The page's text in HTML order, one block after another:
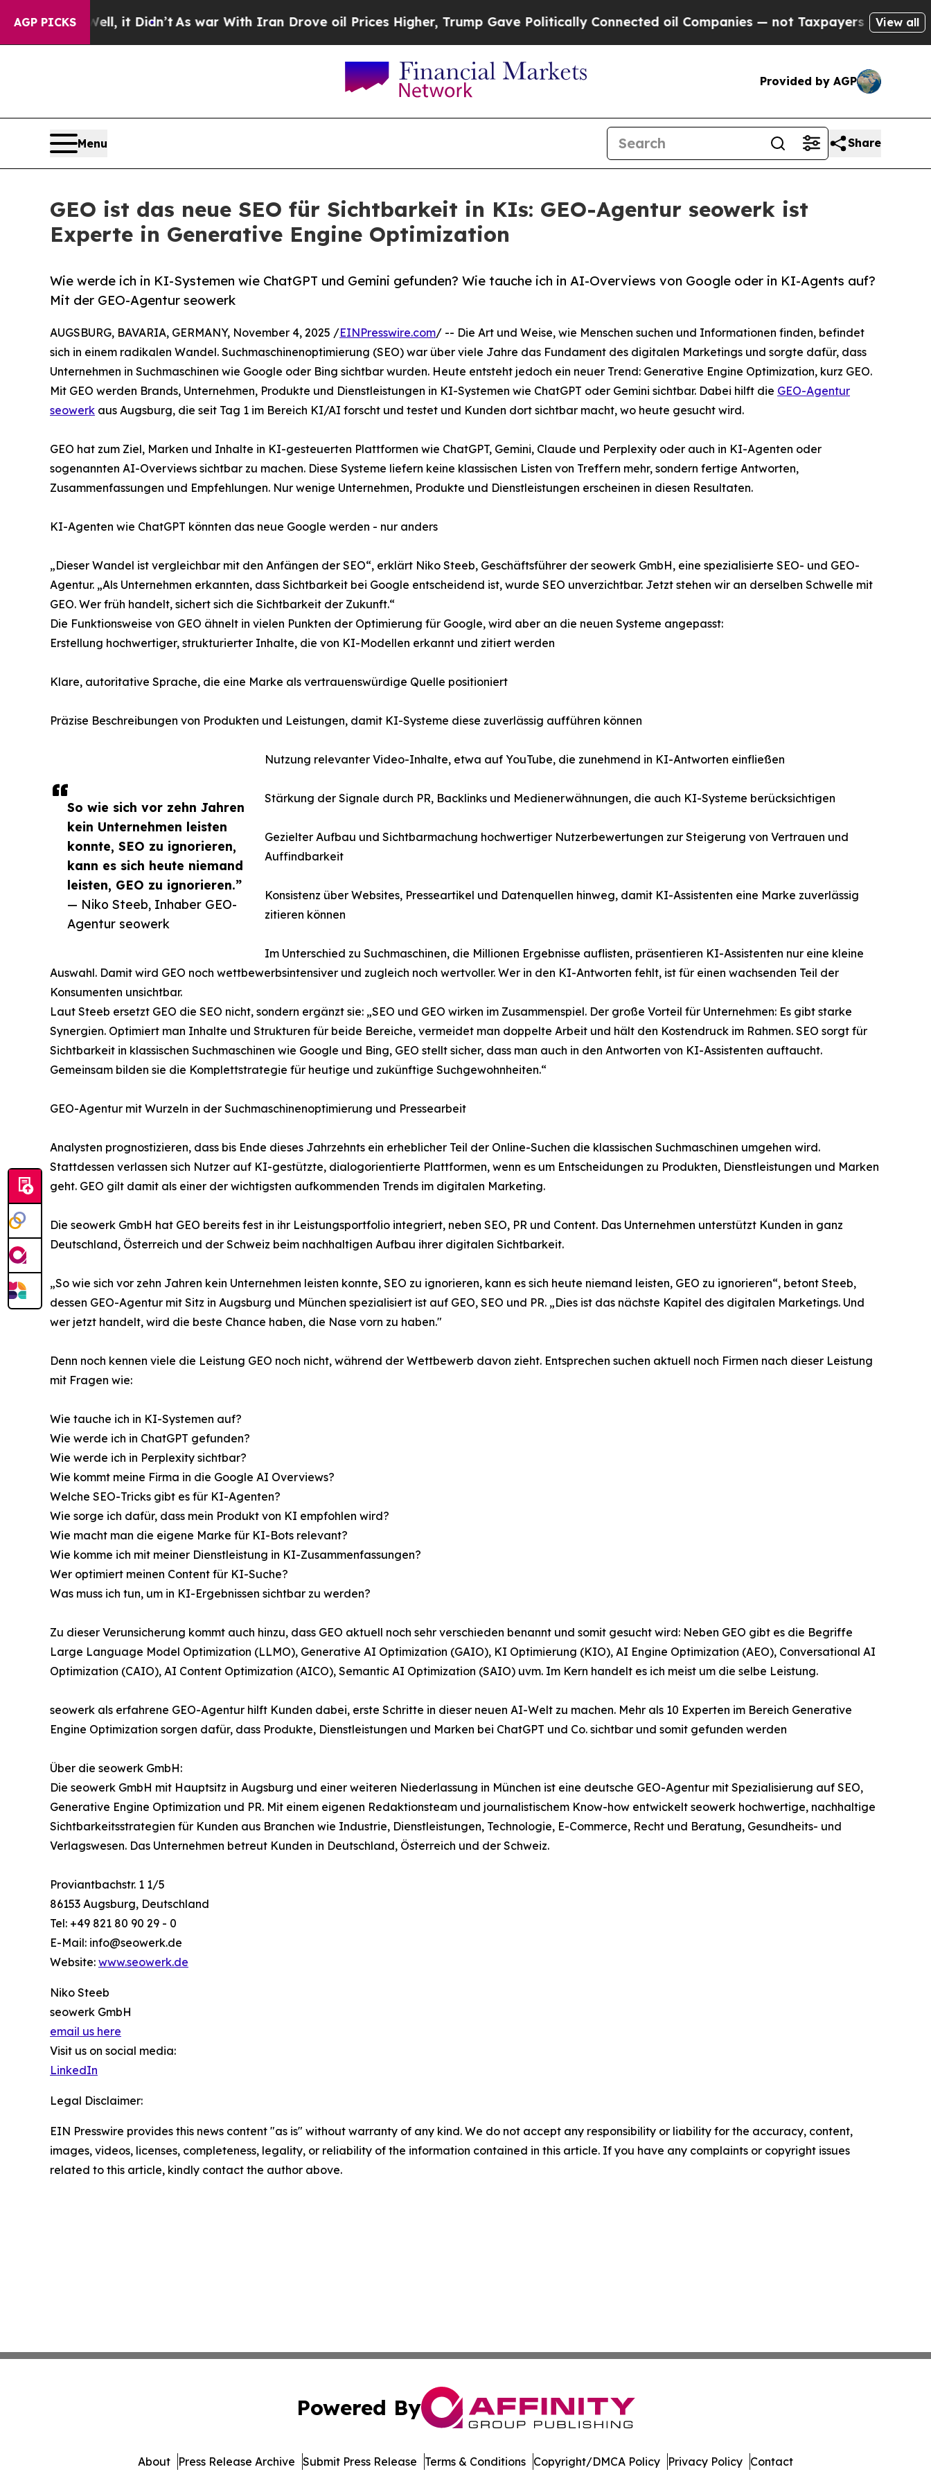
AGP PICKS
Well, it Didn’tAs war With Iran Drove oil Prices Higher, Trump Gave Politically Connected oil Companies — not Taxpayers — the Chance toView all
Provided by AGP
Menu Share
GEO ist das neue SEO für Sichtbarkeit in KIs: GEO-Agentur seowerk ist
Experte in Generative Engine Optimization
Wie werde ich in KI-Systemen wie ChatGPT und Gemini gefunden? Wie tauche ich in AI-Overviews von Google oder in KI-Agents auf?
Mit der GEO-Agentur seowerk
So wie sich vor zehn Jahren
kein Unternehmen leisten
konnte, SEO zu ignorieren,
kann es sich heute niemand
leisten, GEO zu ignorieren.”
— Niko Steeb, Inhaber GEO-
Agentur seowerk
AUGSBURG, BAVARIA, GERMANY, November 4, 2025 /EINPresswire.com/ -- Die Art und Weise, wie Menschen suchen und Informationen finden, befindet
sich in einem radikalen Wandel. Suchmaschinenoptimierung (SEO) war über viele Jahre das Fundament des digitalen Marketings und sorgte dafür, dass
Unternehmen in Suchmaschinen wie Google oder Bing sichtbar wurden. Heute entsteht jedoch ein neuer Trend: Generative Engine Optimization, kurz GEO.
Mit GEO werden Brands, Unternehmen, Produkte und Dienstleistungen in KI-Systemen wie ChatGPT oder Gemini sichtbar. Dabei hilft die GEO-Agentur
seowerk aus Augsburg, die seit Tag 1 im Bereich KI/AI forscht und testet und Kunden dort sichtbar macht, wo heute gesucht wird.
GEO hat zum Ziel, Marken und Inhalte in KI-gesteuerten Plattformen wie ChatGPT, Gemini, Claude und Perplexity oder auch in KI-Agenten oder
sogenannten AI-Overviews sichtbar zu machen. Diese Systeme liefern keine klassischen Listen von Treffern mehr, sondern fertige Antworten,
Zusammenfassungen und Empfehlungen. Nur wenige Unternehmen, Produkte und Dienstleistungen erscheinen in diesen Resultaten.
KI-Agenten wie ChatGPT könnten das neue Google werden - nur anders
„Dieser Wandel ist vergleichbar mit den Anfängen der SEO“, erklärt Niko Steeb, Geschäftsführer der seowerk GmbH, eine spezialisierte SEO- und GEO-
Agentur. „Als Unternehmen erkannten, dass Sichtbarkeit bei Google entscheidend ist, wurde SEO unverzichtbar. Jetzt stehen wir an derselben Schwelle mit
GEO. Wer früh handelt, sichert sich die Sichtbarkeit der Zukunft.“
Die Funktionsweise von GEO ähnelt in vielen Punkten der Optimierung für Google, wird aber an die neuen Systeme angepasst:
Erstellung hochwertiger, strukturierter Inhalte, die von KI-Modellen erkannt und zitiert werden
Klare, autoritative Sprache, die eine Marke als vertrauenswürdige Quelle positioniert
Präzise Beschreibungen von Produkten und Leistungen, damit KI-Systeme diese zuverlässig aufführen können
Nutzung relevanter Video-Inhalte, etwa auf YouTube, die zunehmend in KI-Antworten einfließen
Stärkung der Signale durch PR, Backlinks und Medienerwähnungen, die auch KI-Systeme berücksichtigen
Gezielter Aufbau und Sichtbarmachung hochwertiger Nutzerbewertungen zur Steigerung von Vertrauen und
Auffindbarkeit
Konsistenz über Websites, Presseartikel und Datenquellen hinweg, damit KI-Assistenten eine Marke zuverlässig
zitieren können
Im Unterschied zu Suchmaschinen, die Millionen Ergebnisse auflisten, präsentieren KI-Assistenten nur eine kleine
Auswahl. Damit wird GEO noch wettbewerbsintensiver und zugleich noch wertvoller. Wer in den KI-Antworten fehlt, ist für einen wachsenden Teil der
Konsumenten unsichtbar.
Laut Steeb ersetzt GEO die SEO nicht, sondern ergänzt sie: „SEO und GEO wirken im Zusammenspiel. Der große Vorteil für Unternehmen: Es gibt starke
Synergien. Optimiert man Inhalte und Strukturen für beide Bereiche, vermeidet man doppelte Arbeit und hält den Kostendruck im Rahmen. SEO sorgt für
Sichtbarkeit in klassischen Suchmaschinen wie Google und Bing, GEO stellt sicher, dass man auch in den Antworten von KI-Assistenten auftaucht.
Gemeinsam bilden sie die Komplettstrategie für heutige und zukünftige Suchgewohnheiten.“
GEO-Agentur mit Wurzeln in der Suchmaschinenoptimierung und Pressearbeit
Analysten prognostizieren, dass bis Ende dieses Jahrzehnts ein erheblicher Teil der Online-Suchen die klassischen Suchmaschinen umgehen wird.
Stattdessen verlassen sich Nutzer auf KI-gestützte, dialogorientierte Plattformen, wenn es um Entscheidungen zu Produkten, Dienstleistungen und Marken
geht. GEO gilt damit als einer der wichtigsten aufkommenden Trends im digitalen Marketing.
Die seowerk GmbH hat GEO bereits fest in ihr Leistungsportfolio integriert, neben SEO, PR und Content. Das Unternehmen unterstützt Kunden in ganz
Deutschland, Österreich und der Schweiz beim nachhaltigen Aufbau ihrer digitalen Sichtbarkeit.
„So wie sich vor zehn Jahren kein Unternehmen leisten konnte, SEO zu ignorieren, kann es sich heute niemand leisten, GEO zu ignorieren“, betont Steeb,
dessen GEO-Agentur mit Sitz in Augsburg und München spezialisiert ist auf GEO, SEO und PR. „Dies ist das nächste Kapitel des digitalen Marketings. Und
wer jetzt handelt, wird die beste Chance haben, die Nase vorn zu haben."
Denn noch kennen viele die Leistung GEO noch nicht, während der Wettbewerb davon zieht. Entsprechen suchen aktuell noch Firmen nach dieser Leistung
mit Fragen wie:
Wie tauche ich in KI-Systemen auf?
Wie werde ich in ChatGPT gefunden?
Wie werde ich in Perplexity sichtbar?
Wie kommt meine Firma in die Google AI Overviews?
Welche SEO-Tricks gibt es für KI-Agenten?
Wie sorge ich dafür, dass mein Produkt von KI empfohlen wird?
Wie macht man die eigene Marke für KI-Bots relevant?
Wie komme ich mit meiner Dienstleistung in KI-Zusammenfassungen?
Wer optimiert meinen Content für KI-Suche?
Was muss ich tun, um in KI-Ergebnissen sichtbar zu werden?
Zu dieser Verunsicherung kommt auch hinzu, dass GEO aktuell noch sehr verschieden benannt und somit gesucht wird: Neben GEO gibt es die Begriffe
Large Language Model Optimization (LLMO), Generative AI Optimization (GAIO), KI Optimierung (KIO), AI Engine Optimization (AEO), Conversational AI
Optimization (CAIO), AI Content Optimization (AICO), Semantic AI Optimization (SAIO) uvm. Im Kern handelt es ich meist um die selbe Leistung.
seowerk als erfahrene GEO-Agentur hilft Kunden dabei, erste Schritte in dieser neuen AI-Welt zu machen. Mehr als 10 Experten im Bereich Generative
Engine Optimization sorgen dafür, dass Produkte, Dienstleistungen und Marken bei ChatGPT und Co. sichtbar und somit gefunden werden
Über die seowerk GmbH:
Die seowerk GmbH mit Hauptsitz in Augsburg und einer weiteren Niederlassung in München ist eine deutsche GEO-Agentur mit Spezialisierung auf SEO,
Generative Engine Optimization und PR. Mit einem eigenen Redaktionsteam und journalistischem Know-how entwickelt seowerk hochwertige, nachhaltige
Sichtbarkeitsstrategien für Kunden aus Branchen wie Industrie, Dienstleistungen, Technologie, E-Commerce, Recht und Beratung, Gesundheits- und
Verlagswesen. Das Unternehmen betreut Kunden in Deutschland, Österreich und der Schweiz.
Proviantbachstr. 1 1/5
86153 Augsburg, Deutschland
Tel: +49 821 80 90 29 - 0
E-Mail: info@seowerk.de
Website: www.seowerk.de
Niko Steeb
seowerk GmbH
email us here
Visit us on social media:
LinkedIn
Legal Disclaimer:
EIN Presswire provides this news content "as is" without warranty of any kind. We do not accept any responsibility or liability for the accuracy, content,
images, videos, licenses, completeness, legality, or reliability of the information contained in this article. If you have any complaints or copyright issues
related to this article, kindly contact the author above.
Powered By
About Press Release Archive Submit Press Release Terms & Conditions Copyright/DMCA Policy Privacy Policy Contact